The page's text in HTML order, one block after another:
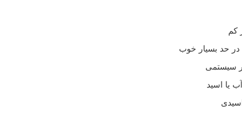
کم
در حد بسیار خوب
سیستمی
یا اسید